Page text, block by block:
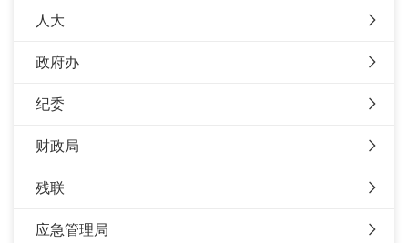
人大
政府办
纪委
财政局
残联
应急管理局